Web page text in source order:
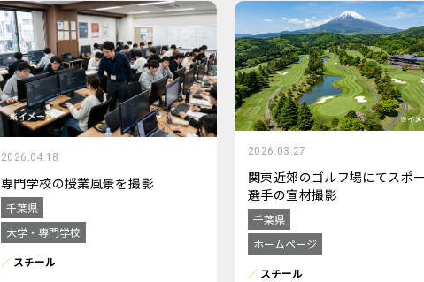
2026.04.18
専門学校の授業風景を撮影
千葉県
大学・専門学校
スチール
2026.03.27
関東近郊のゴルフ場にてスポ
選手の宣材撮影
千葉県
ホームページ
スチール